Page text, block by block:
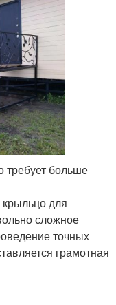
требует больше
для
сложное
точных
грамотная